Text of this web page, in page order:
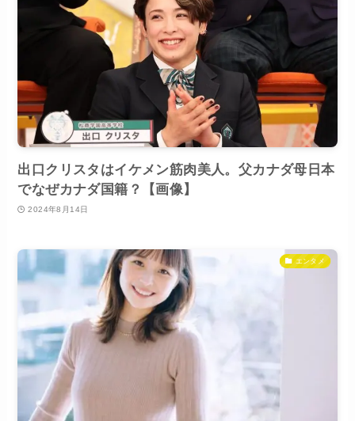
出口クリスタはイケメン筋肉美人。父カナダ母日本
でなぜカナダ国籍？【画像】
2024年8月14日
エンタメ